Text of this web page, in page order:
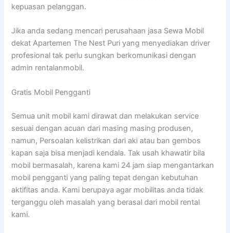
kepuasan pelanggan.
Jika anda sedang mencari perusahaan jasa Sewa Mobil
dekat Apartemen The Nest Puri yang menyediakan driver
profesional tak perlu sungkan berkomunikasi dengan
admin rentalanmobil.
Gratis Mobil Pengganti
Semua unit mobil kami dirawat dan melakukan service
sesuai dengan acuan dari masing masing produsen,
namun, Persoalan kelistrikan dari aki atau ban gembos
kapan saja bisa menjadi kendala. Tak usah khawatir bila
mobil bermasalah, karena kami 24 jam siap mengantarkan
mobil pengganti yang paling tepat dengan kebutuhan
aktifitas anda. Kami berupaya agar mobilitas anda tidak
terganggu oleh masalah yang berasal dari mobil rental
kami.